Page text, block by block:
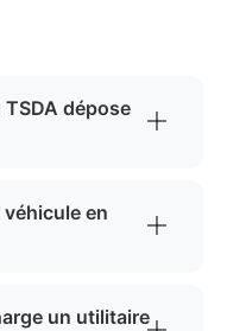
dépose
en
un utilitaire